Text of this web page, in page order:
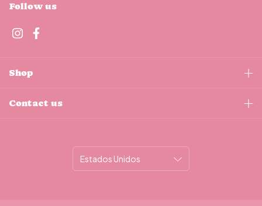
Follow us
Shop
Contact us